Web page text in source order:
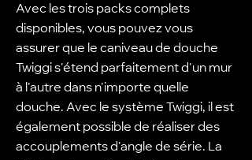
Avec les trois packs complets
disponibles, vous pouvez vous
assurer que le caniveau de douche
Twiggi s'étend parfaitement d'un mur
à l'autre dans n'importe quelle
douche. Avec le système Twiggi, il est
également possible de réaliser des
accouplements d'angle de série. La